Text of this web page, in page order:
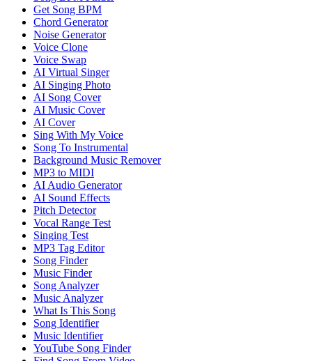
Get Song BPM
Chord Generator
Noise Generator
Voice Clone
Voice Swap
AI Virtual Singer
AI Singing Photo
AI Song Cover
AI Music Cover
AI Cover
Sing With My Voice
Song To Instrumental
Background Music Remover
MP3 to MIDI
AI Audio Generator
AI Sound Effects
Pitch Detector
Vocal Range Test
Singing Test
MP3 Tag Editor
Song Finder
Music Finder
Song Analyzer
Music Analyzer
What Is This Song
Song Identifier
Music Identifier
YouTube Song Finder